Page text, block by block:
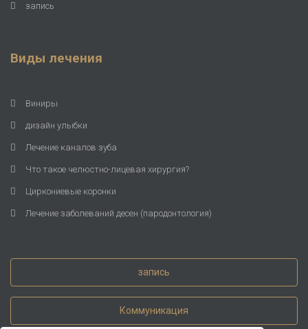
запись
Виды лечения
Виниры
дизайн улыбки
Лечение каналов зуба
Что такое челюстно-лицевая хирургия?
Циркониевые коронки
Лечение заболеваний десен (пародонтология)
запись
Коммуникация